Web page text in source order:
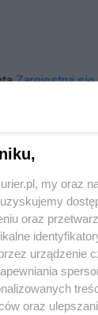
Zarejestruj się
my oraz
oraz
urządzenie
oraz